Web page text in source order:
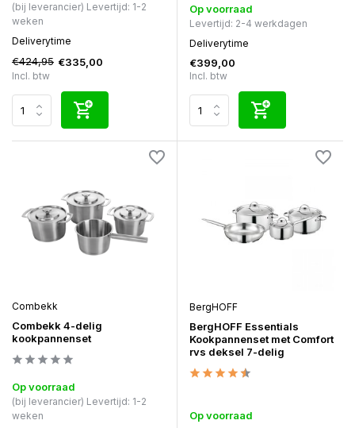
(bij leverancier) Levertijd: 1-2
weken
Deliverytime
€424,95 €335,00
Incl. btw
Op voorraad
Levertijd: 2-4 werkdagen
Deliverytime
€399,00
Incl. btw
Combekk
Combekk 4-delig
kookpannenset
Op voorraad
(bij leverancier) Levertijd: 1-2
weken
BergHOFF
BergHOFF Essentials
Kookpannenset met Comfort
rvs deksel 7-delig
Op voorraad